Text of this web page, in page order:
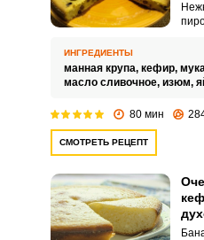
ИНГРЕДИЕНТЫ
манная крупа, кефир,
масло сливочное, изюм,
80 мин
СМОТРЕТЬ РЕЦЕПТ